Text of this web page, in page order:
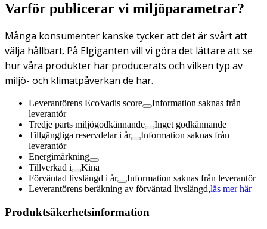
Varför publicerar vi miljöparametrar?
Många konsumenter kanske tycker att det är svårt att
välja hållbart. På Elgiganten vill vi göra det lättare att se
hur våra produkter har producerats och vilken typ av
miljö- och klimatpåverkan de har.
Leverantörens EcoVadis score
Information saknas från
leverantör
Tredje parts miljögodkännande
Inget godkännande
Tillgängliga reservdelar i år
Information saknas från
leverantör
Energimärkning
Tillverkad i
Kina
Förväntad livslängd i år
Information saknas från leverantör
Leverantörens beräkning av förväntad livslängd,läs mer här
Produktsäkerhetsinformation